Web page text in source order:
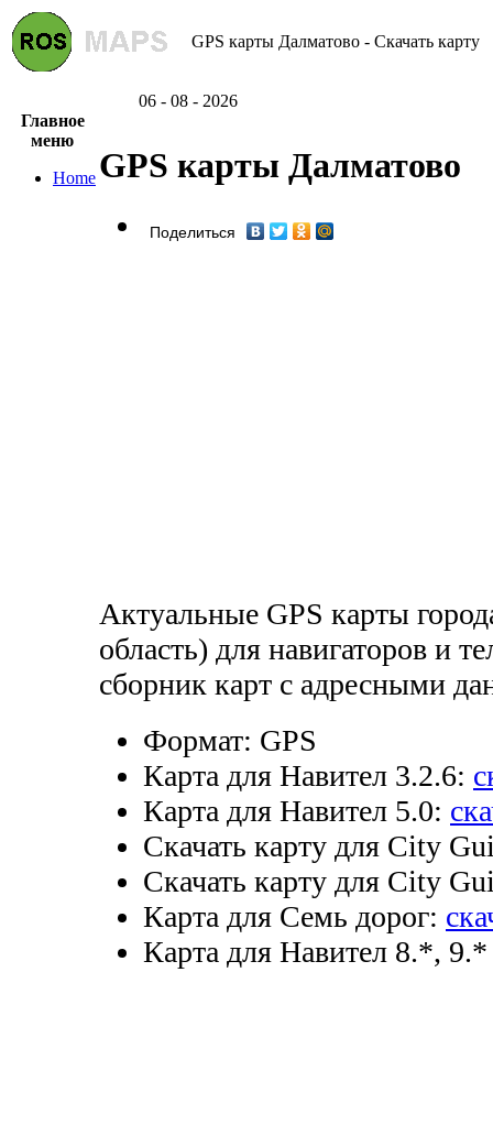
GPS карты Далматово - Скачать карту
06 - 08 - 2026
Главное
меню
Home GPS карты Далматово
Поделиться
Актуальные GPS карты
область) для навигаторов и
сборник карт с адресными
Формат: GPS
Карта для Навител 3.2.6:
Карта для Навител 5.0:
Скачать карту для City
Скачать карту для City
Карта для Семь дорог:
Карта для Навител 8.*,